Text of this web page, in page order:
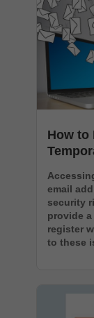
How to
email
security
provide
register
to these